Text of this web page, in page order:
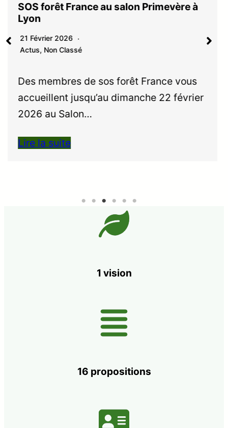
SOS forêt France au salon Primevère à
Lyon
21 Février 2026
Actus,Non Classé
Des membres de sos forêt France vous
accueillent jusqu’au dimanche 22 février
2026 au Salon…
Lire la suite
1 vision
16 propositions